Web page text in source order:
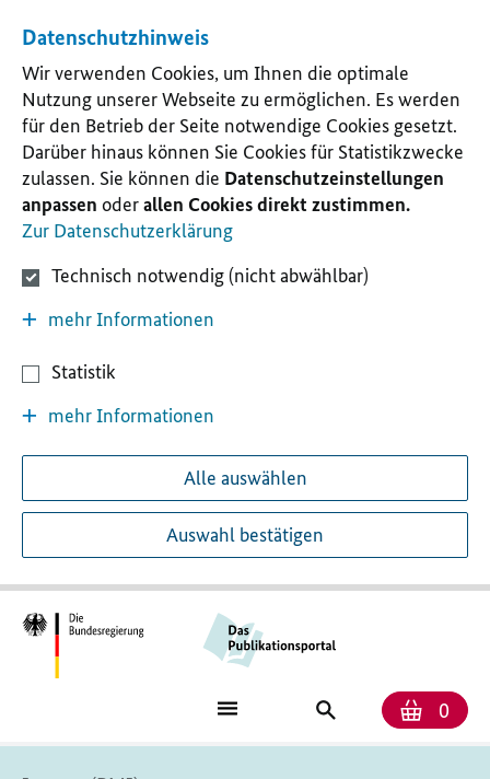
Datenschutzhinweis
Wir verwenden Cookies, um Ihnen die optimale
Nutzung unserer Webseite zu ermöglichen. Es werden
für den Betrieb der Seite notwendige Cookies gesetzt.
Darüber hinaus können Sie Cookies für Statistikzwecke
zulassen. Sie können die Datenschutzeinstellungen
anpassen oderallen Cookies direkt zustimmen.
Zur Datenschutzerklärung
Technisch notwendig (nicht abwählbar)
mehr Informationen
Statistik
mehr Informationen
Alle auswählen
Auswahl bestätigen
0